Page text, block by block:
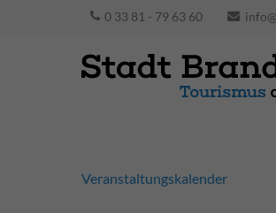
0 33 81 - 79 63 60
Veranstaltungskalender